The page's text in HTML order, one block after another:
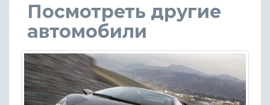
Посмотреть другие
автомобили